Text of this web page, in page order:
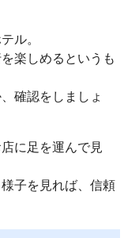
ル。
楽しめるというも
確認をしましょ
に足を運んで見
子を見れば、信頼